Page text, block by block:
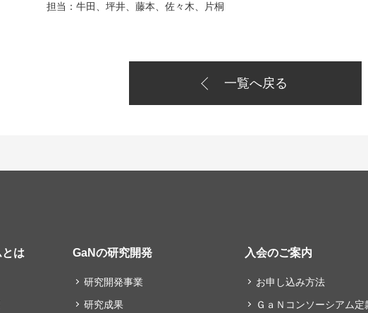
、坪井、藤本、佐々木、片桐
一覧へ戻る
は GaNの研究開発
研究開発事業
研究成果
入会のご案内
お申し込み方法
ＧａＮコンソーシアム定